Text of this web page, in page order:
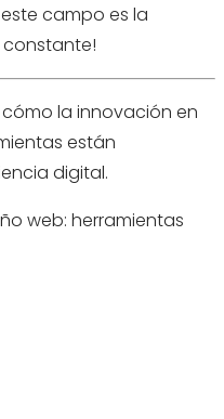
campo es la
cómo la innovación en
están
digital.
web: herramientas